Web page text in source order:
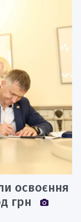
освоєння
грн